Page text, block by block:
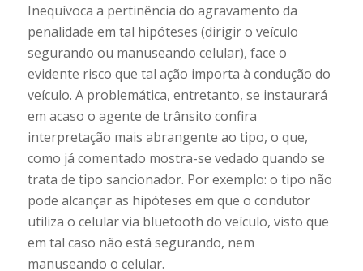
Inequívoca a pertinência do agravamento da
penalidade em tal hipóteses (dirigir o veículo
segurando ou manuseando celular), face o
evidente risco que tal ação importa à condução do
veículo. A problemática, entretanto, se instaurará
em acaso o agente de trânsito confira
interpretação mais abrangente ao tipo, o que,
como já comentado mostra-se vedado quando se
trata de tipo sancionador. Por exemplo: o tipo não
pode alcançar as hipóteses em que o condutor
utiliza o celular via bluetooth do veículo, visto que
em tal caso não está segurando, nem
manuseando o celular.